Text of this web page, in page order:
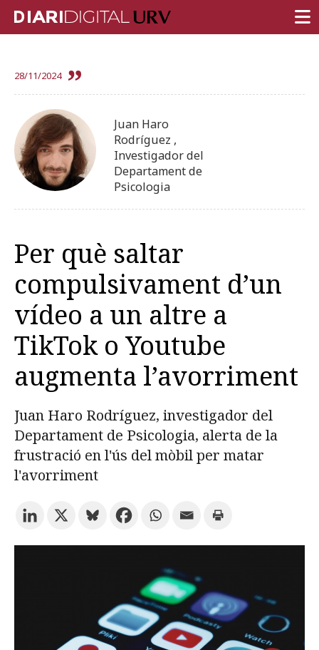
RECERCA
DOCÈNCIA
INSTITUCIÓ
VIDA AL CAMPUS
COMUNITAT URV
Més categories
Prova la cerca avançada
Subscriu-te als butlletins de la URV Agenda
CATALÀ ESPAÑOL ENGLISH
28/11/2024
Juan Haro
Rodríguez ,
Investigador del
Departament de
Psicologia
Per què saltar
compulsivament d’un
vídeo a un altre a
TikTok o Youtube
augmenta l’avorriment
Juan Haro Rodríguez, investigador del
Departament de Psicologia, alerta de la
frustració en l'ús del mòbil per matar
l'avorriment